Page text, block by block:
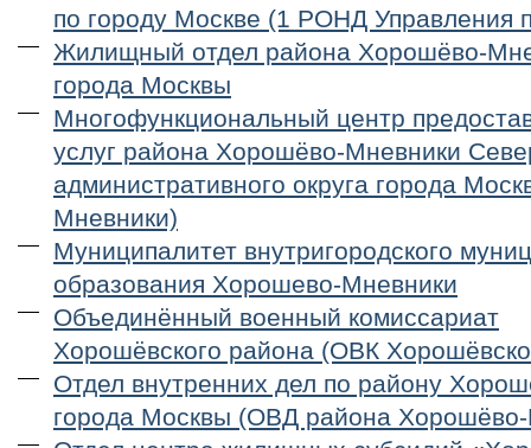
по городу Москве (1 РОНД
Жилищный отдел района Хорошёво-
города Москвы
Многофункциональный центр
услуг района Хорошёво-Мневники
административного округа города
Мневники)
Муниципалитет внутригородского
образования Хорошево-Мневники
Объединённый военный комиссариат
Хорошёвского района (ОВК
Отдел внутренних дел по району
города Москвы (ОВД района